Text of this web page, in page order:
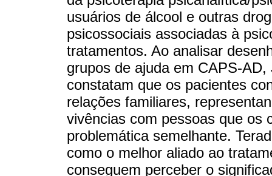
usuários de álcool e outras
psicossociais associadas à
tratamentos. Ao analisar
grupos de ajuda em CAPS-
constatam que os pacientes
relações familiares,
vivências com pessoas que os
problemática semelhante.
como o melhor aliado ao
conseguem perceber o